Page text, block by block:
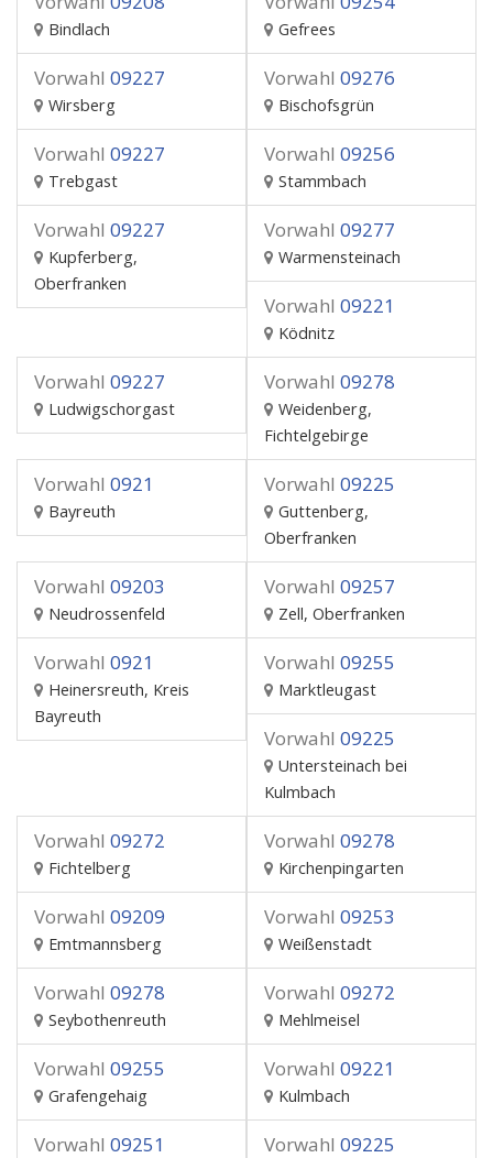
Bindlach Gefrees
Vorwahl 09227
Wirsberg
Vorwahl 09276
Bischofsgrün
Vorwahl 09227
Trebgast
Vorwahl 09256
Stammbach
Vorwahl 09227
Kupferberg,
Oberfranken
Vorwahl 09277
Warmensteinach
Vorwahl 09221
Ködnitz
Vorwahl 09227
Ludwigschorgast
Vorwahl 09278
Weidenberg,
Fichtelgebirge
Vorwahl 0921
Bayreuth
Vorwahl 09225
Guttenberg,
Oberfranken
Vorwahl 09203
Neudrossenfeld
Vorwahl 09257
Zell, Oberfranken
Vorwahl 0921
Heinersreuth, Kreis
Bayreuth
Vorwahl 09255
Marktleugast
Vorwahl 09225
Untersteinach bei
Kulmbach
Vorwahl 09272
Fichtelberg
Vorwahl 09278
Kirchenpingarten
Vorwahl 09209
Emtmannsberg
Vorwahl 09253
Weißenstadt
Vorwahl 09278
Seybothenreuth
Vorwahl 09272
Mehlmeisel
Vorwahl 09255
Grafengehaig
Vorwahl 09221
Kulmbach
Vorwahl 09251 Vorwahl 09225